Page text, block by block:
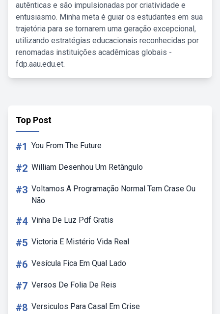
autênticas e são impulsionadas por criatividade e
entusiasmo. Minha meta é guiar os estudantes em sua
trajetória para se tornarem uma geração excepcional,
utilizando estratégias educacionais reconhecidas por
renomadas instituições acadêmicas globais -
fdp.aau.edu.et.
Top Post
#1 You From The Future
#2 William Desenhou Um Retângulo
#3 Voltamos A Programação Normal Tem Crase Ou
Não
#4 Vinha De Luz Pdf Gratis
#5 Victoria E Mistério Vida Real
#6 Vesícula Fica Em Qual Lado
#7 Versos De Folia De Reis
#8 Versiculos Para Casal Em Crise